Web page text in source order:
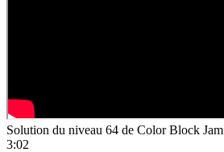
Solution du niveau 64 de Color Block Jam
3:02